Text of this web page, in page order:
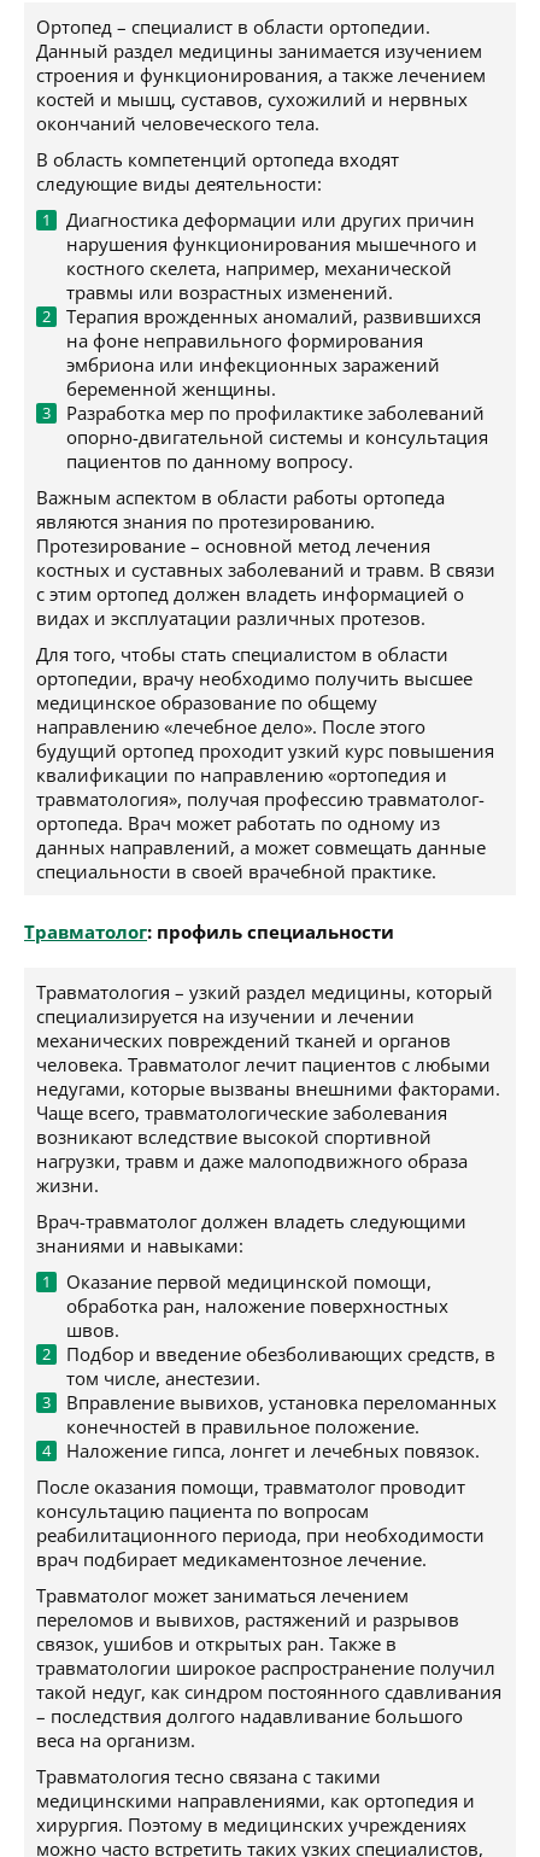
Ортопед – специалист в области ортопедии.
Данный раздел медицины занимается изучением
строения и функционирования, а также лечением
костей и мышц, суставов, сухожилий и нервных
окончаний человеческого тела.
В область компетенций ортопеда входят
следующие виды деятельности:
Диагностика деформации или других причин
нарушения функционирования мышечного и
костного скелета, например, механической
травмы или возрастных изменений.
Терапия врожденных аномалий, развившихся
на фоне неправильного формирования
эмбриона или инфекционных заражений
беременной женщины.
Разработка мер по профилактике заболеваний
опорно-двигательной системы и консультация
пациентов по данному вопросу.
Важным аспектом в области работы ортопеда
являются знания по протезированию.
Протезирование – основной метод лечения
костных и суставных заболеваний и травм. В связи
с этим ортопед должен владеть информацией о
видах и эксплуатации различных протезов.
Для того, чтобы стать специалистом в области
ортопедии, врачу необходимо получить высшее
медицинское образование по общему
направлению «лечебное дело». После этого
будущий ортопед проходит узкий курс повышения
квалификации по направлению «ортопедия и
травматология», получая профессию травматолог-
ортопеда. Врач может работать по одному из
данных направлений, а может совмещать данные
специальности в своей врачебной практике.
Травматолог: профиль специальности
Травматология – узкий раздел медицины, который
специализируется на изучении и лечении
механических повреждений тканей и органов
человека. Травматолог лечит пациентов с любыми
недугами, которые вызваны внешними факторами.
Чаще всего, травматологические заболевания
возникают вследствие высокой спортивной
нагрузки, травм и даже малоподвижного образа
жизни.
Врач-травматолог должен владеть следующими
знаниями и навыками:
Оказание первой медицинской помощи,
обработка ран, наложение поверхностных
швов.
Подбор и введение обезболивающих средств, в
том числе, анестезии.
Вправление вывихов, установка переломанных
конечностей в правильное положение.
Наложение гипса, лонгет и лечебных повязок.
После оказания помощи, травматолог проводит
консультацию пациента по вопросам
реабилитационного периода, при необходимости
врач подбирает медикаментозное лечение.
Травматолог может заниматься лечением
переломов и вывихов, растяжений и разрывов
связок, ушибов и открытых ран. Также в
травматологии широкое распространение получил
такой недуг, как синдром постоянного сдавливания
– последствия долгого надавливание большого
веса на организм.
Травматология тесно связана с такими
медицинскими направлениями, как ортопедия и
хирургия. Поэтому в медицинских учреждениях
можно часто встретить таких узких специалистов,